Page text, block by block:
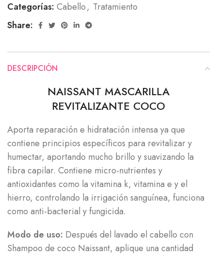
Categorías: Cabello, Tratamiento
Share:
DESCRIPCIÓN
NAISSANT MASCARILLA
REVITALIZANTE COCO
Aporta reparación e hidratación intensa ya que
contiene principios específicos para revitalizar y
humectar, aportando mucho brillo y suavizando la
fibra capilar. Contiene micro-nutrientes y
antioxidantes como la vitamina k, vitamina e y el
hierro, controlando la irrigación sanguínea, funciona
como anti-bacterial y fungicida.
Modo de uso: Después del lavado el cabello con
Shampoo de coco Naissant, aplique una cantidad